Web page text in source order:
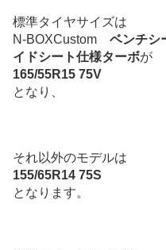
標準タイヤサイズは
N-BOXCustom ベンチシ
イドシート仕様ターボが
165/55R15 75V
となり、
それ以外のモデルは
155/65R14 75S
となります。